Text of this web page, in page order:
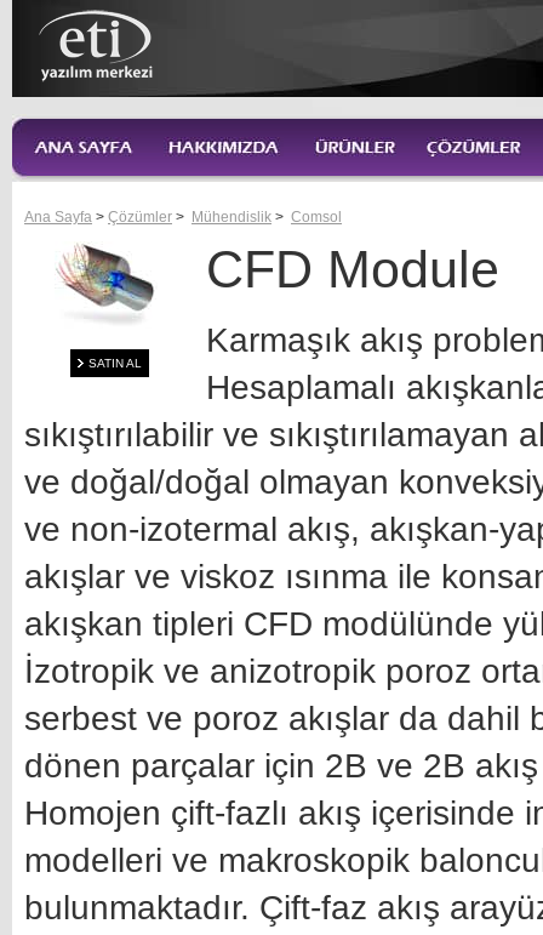
Ana Sayfa > Çözümler > Mühendislik > Comsol
SATIN AL
CFD Module
Karmaşık akış
Hesaplamalı
sıkıştırılabilir ve
ve doğal/doğal olmayan
ve non-izotermal akış, akışkan-
akışlar ve viskoz ısınma ile
akışkan tipleri CFD modülünde
İzotropik ve anizotropik poroz
serbest ve poroz akışlar da dahil
dönen parçalar için 2B ve 2B
Homojen çift-fazlı akış içerisinde
modelleri ve makroskopik
bulunmaktadır. Çift-faz akış